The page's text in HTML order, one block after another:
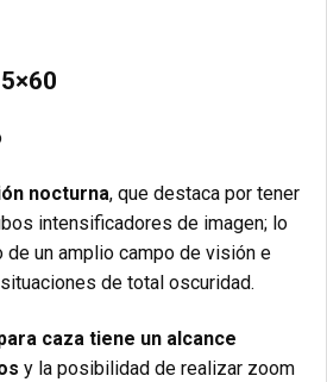
nocturna, que destaca por tener
intensificadores de imagen; lo
un amplio campo de visión e
de total oscuridad.
caza tiene un alcance
y la posibilidad de realizar zoom